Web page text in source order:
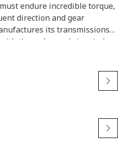
endure incredible torque,
direction and gear
its transmissions
these demands in mind.
lasts longer and works
clutch components in the
and check balls